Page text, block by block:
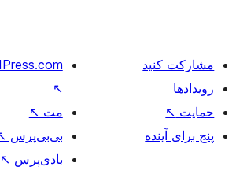
مشارکت کنید
رویدادها
حمایت ↖
پنج برای آینده
↖
مت ↖
بی‌بی‌پرس
بادی‌پرس ↖